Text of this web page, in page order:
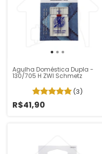
Agulha Doméstica Dupla -
130/705 H ZWI Schmetz
(3)
R$41,90